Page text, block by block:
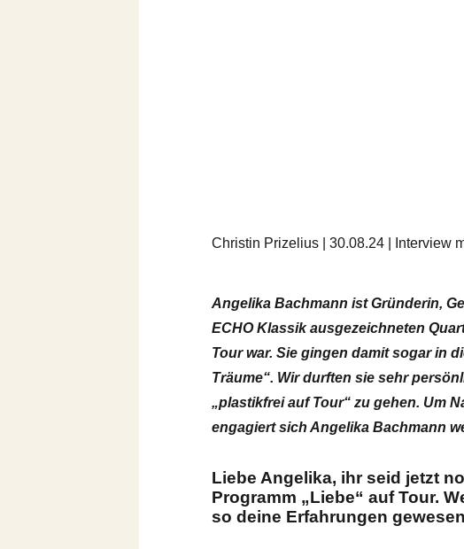
Christin Prizelius | 30.08.24 | Interview
Angelika Bachmann ist Gründerin,
ECHO Klassik ausgezeichneten
Tour war. Sie gingen damit sogar in
Träume“. Wir durften sie sehr
„plastikfrei auf Tour“ zu gehen. Um
engagiert sich Angelika Bachmann
Liebe Angelika, ihr seid jetzt
Programm „Liebe“ auf Tour.
so deine Erfahrungen